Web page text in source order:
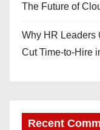
The Future of
Why HR Leaders
Cut Time-to-Hire
Recent